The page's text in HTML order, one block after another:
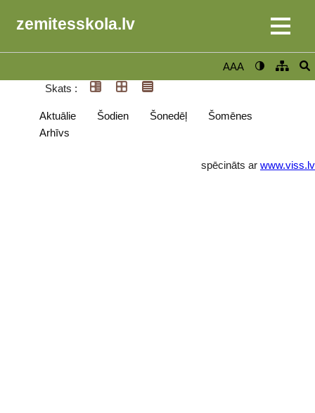
zemitesskola.lv
AAA
Skats :
Aktuālie Šodien Šonedēļ
Šomēnes
Arhīvs
spēcināts ar www.viss.lv